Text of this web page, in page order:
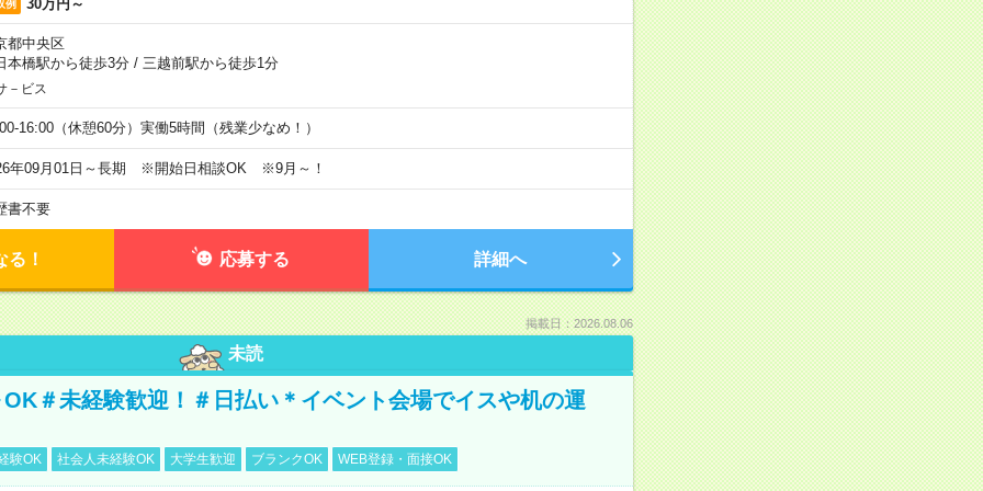
例 30万円～
都中央区
本橋駅から徒歩3分/ 三越前駅から徒歩1分
－ビス
16:00（休憩60分）実働5時間（残業少なめ！）
年09月01日～長期 ※開始日相談OK ※9月～！
書不要
る！ 応募する 詳細へ
掲載日：2026.08.06
未読
＃未経験歓迎！＃日払い＊イベント会場でイスや机の運
験OK 社会人未経験OK 大学生歓迎 ブランクOK WEB登録・面接OK